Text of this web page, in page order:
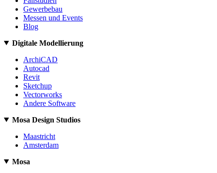
Gewerbebau
Messen und Events
Blog
Digitale Modellierung
ArchiCAD
Autocad
Revit
Sketchup
Vectorworks
Andere Software
Mosa Design Studios
Maastricht
Amsterdam
Mosa